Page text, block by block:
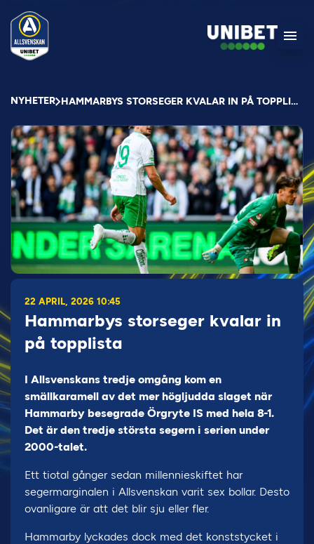
NYHETER HAMMARBYS STORSEGER KVALAR IN PÅ TOPPLISTA
22 APRIL, 2026 10:45
Hammarbys storseger kvalar in
på topplista
I Allsvenskans tredje omgång kom en
smällkaramell av det mer högljudda slaget när
Hammarby besegrade Örgryte IS med hela 8-1.
Det är den tredje största segern i serien under
2000-talet.
Ett tiotal gånger sedan millennieskiftet har
segermarginalen i Allsvenskan varit sex bollar. Desto
ovanligare är att det blir sju eller fler.
Hammarby lyckades dock med det konststycket i